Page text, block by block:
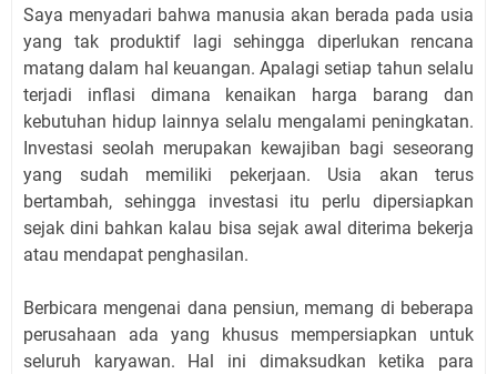
Saya menyadari bahwa manusia akan berada pada usia
yang tak produktif lagi sehingga diperlukan rencana
matang dalam hal keuangan. Apalagi setiap tahun selalu
terjadi inflasi dimana kenaikan harga barang dan
kebutuhan hidup lainnya selalu mengalami peningkatan.
Investasi seolah merupakan kewajiban bagi seseorang
yang sudah memiliki pekerjaan. Usia akan terus
bertambah, sehingga investasi itu perlu dipersiapkan
sejak dini bahkan kalau bisa sejak awal diterima bekerja
atau mendapat penghasilan.
Berbicara mengenai dana pensiun, memang di beberapa
perusahaan ada yang khusus mempersiapkan untuk
seluruh karyawan. Hal ini dimaksudkan ketika para